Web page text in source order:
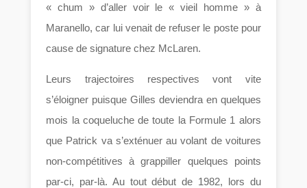
« chum » d’aller voir le « vieil homme » à
Maranello, car lui venait de refuser le poste pour
cause de signature chez McLaren.
Leurs trajectoires respectives vont vite
s’éloigner puisque Gilles deviendra en quelques
mois la coqueluche de toute la Formule 1 alors
que Patrick va s’exténuer au volant de voitures
non-compétitives à grappiller quelques points
par-ci, par-là. Au tout début de 1982, lors du